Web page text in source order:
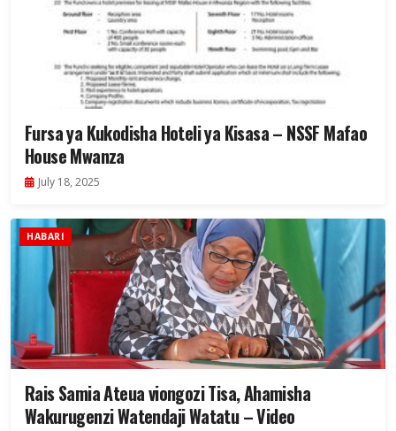
Fursa ya Kukodisha Hoteli ya Kisasa – NSSF Mafao
House Mwanza
July 18, 2025
HABARI
Rais Samia Ateua viongozi Tisa, Ahamisha
Wakurugenzi Watendaji Watatu – Video